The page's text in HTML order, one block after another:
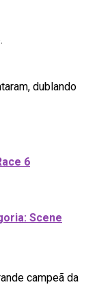
dublando
6
Scene
campeã da